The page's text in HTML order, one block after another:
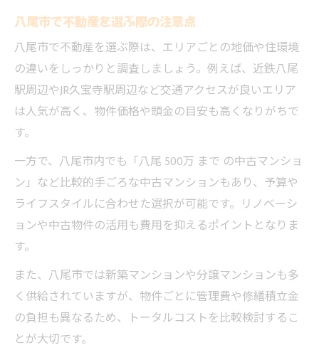
八尾市の不動産補助制度の基本を解説
頭金負担を和らげる補助金の申請ポイント
八尾市で利用できる中古住宅取得補助を知
る
補助制度を使った不動産購入の流れ
住みやすさで選ぶ八尾市の不動産事情
八尾市の不動産は住みやすさが魅力
不動産選びで重視したい子育て環境の視点
利便性と治安を考えた不動産購入のコツ
八尾市の不動産事情と価格動向を分析
これから八尾市で不動産を買う人へ費用まとめ
八尾市で不動産購入時に知るべき費用全体
像
八尾市で不動産を選ぶ際の注意点
八尾市で不動産を選ぶ際は、エリアごとの地価や住環境
の違いをしっかりと調査しましょう。例えば、近鉄八尾
駅周辺やJR久宝寺駅周辺など交通アクセスが良いエリア
は人気が高く、物件価格や頭金の目安も高くなりがちで
す。
一方で、八尾市内でも「八尾 500万 まで の中古マンショ
ン」など比較的手ごろな中古マンションもあり、予算や
ライフスタイルに合わせた選択が可能です。リノベーシ
ョンや中古物件の活用も費用を抑えるポイントとなりま
す。
また、八尾市では新築マンションや分譲マンションも多
く供給されていますが、物件ごとに管理費や修繕積立金
の負担も異なるため、トータルコストを比較検討するこ
とが大切です。